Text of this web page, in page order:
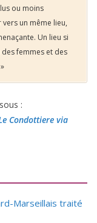
ou moins
un même lieu,
Un lieu si
femmes et des
:
Condottiere via
Marseillais traité